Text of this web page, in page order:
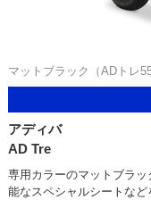
マットブラック（ADトレ55
アディバ
AD Tre
専用カラーのマットブラ
能なスペシャルシートな